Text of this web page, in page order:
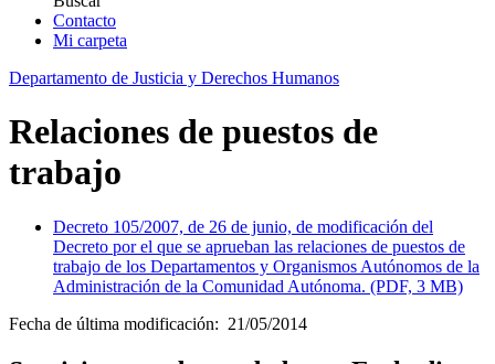
Contacto
Mi carpeta
Departamento de Justicia y Derechos Humanos
Relaciones de puestos de
trabajo
Decreto 105/2007, de 26 de junio, de modificación del
Decreto por el que se aprueban las relaciones de puestos de
trabajo de los Departamentos y Organismos Autónomos de la
Administración de la Comunidad Autónoma. (PDF, 3 MB)
Fecha de última modificación: 21/05/2014